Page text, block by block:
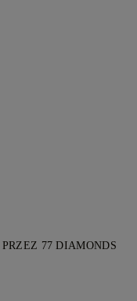
77 DIAMONDS
przez mistrzów